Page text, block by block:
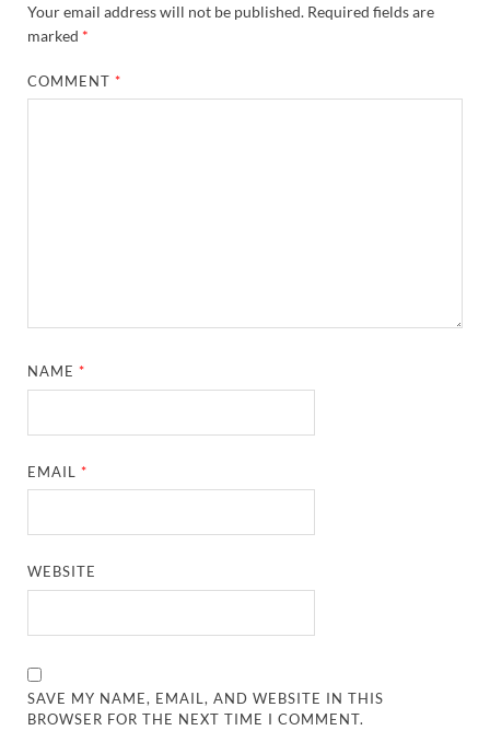
Your email address will not be published. Required fields are
marked *
COMMENT*
NAME*
EMAIL*
WEBSITE
SAVE MY NAME, EMAIL, AND WEBSITE IN THIS
BROWSER FOR THE NEXT TIME I COMMENT.